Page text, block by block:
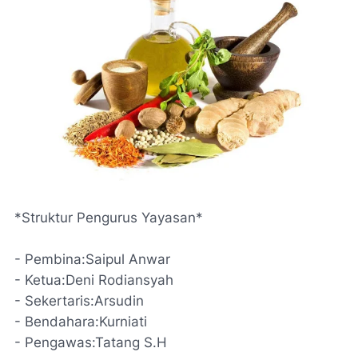
*Struktur Pengurus Yayasan*
- Pembina:Saipul Anwar
- Ketua:Deni Rodiansyah
- Sekertaris:Arsudin
- Bendahara:Kurniati
- Pengawas:Tatang S.H